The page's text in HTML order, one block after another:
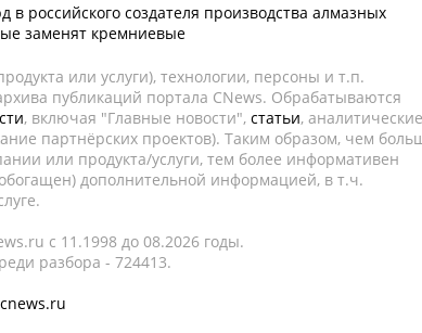
российского создателя производства алмазных
заменят кремниевые
или услуги), технологии, персоны и т.п.
публикаций портала CNews. Обрабатываются
, включая "Главные новости", статьи, аналитические
партнёрских проектов). Таким образом, чем
или продукта/услуги, тем более информативен
дополнительной информацией, в т.ч.
c 11.1998 до 08.2026 годы.
разбора - 724413.